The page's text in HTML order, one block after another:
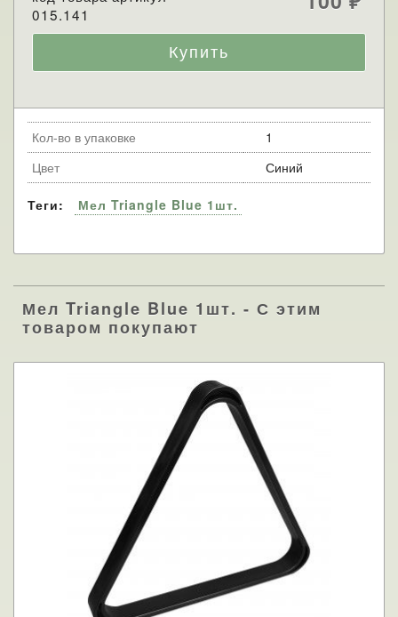
015.141
Кол-во в упаковке
1
Цвет
Синий
Теги: Мел Triangle Blue 1шт.
Мел Triangle Blue 1шт. - С этим
товаром покупают